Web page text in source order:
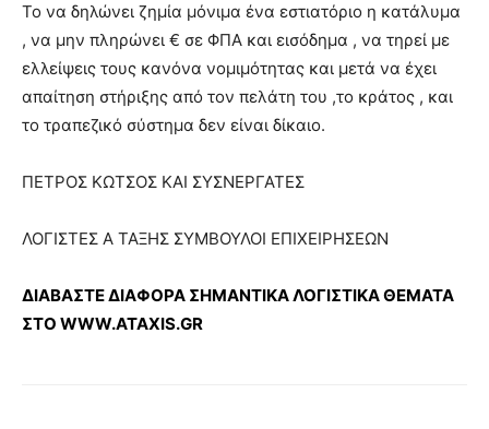
Το να δηλώνει ζημία μόνιμα ένα εστιατόριο η κατάλυμα
, να μην πληρώνει € σε ΦΠΑ και εισόδημα , να τηρεί με
ελλείψεις τους κανόνα νομιμότητας και μετά να έχει
απαίτηση στήριξης από τον πελάτη του ,το κράτος , και
το τραπεζικό σύστημα δεν είναι δίκαιο.
ΠΕΤΡΟΣ ΚΩΤΣΟΣ ΚΑΙ ΣΥΣΝΕΡΓΑΤΕΣ
ΛΟΓΙΣΤΕΣ Α ΤΑΞΗΣ ΣΥΜΒΟΥΛΟΙ ΕΠΙΧΕΙΡΗΣΕΩΝ
ΔΙΑΒΑΣΤΕ ΔΙΑΦΟΡΑ ΣΗΜΑΝΤΙΚΑ ΛΟΓΙΣΤΙΚΑ ΘΕΜΑΤΑ
ΣΤΟ WWW.ATAXIS.GR